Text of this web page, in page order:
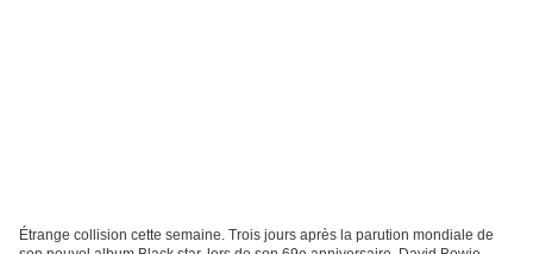
Étrange collision cette semaine. Trois jours après la parution mondiale de